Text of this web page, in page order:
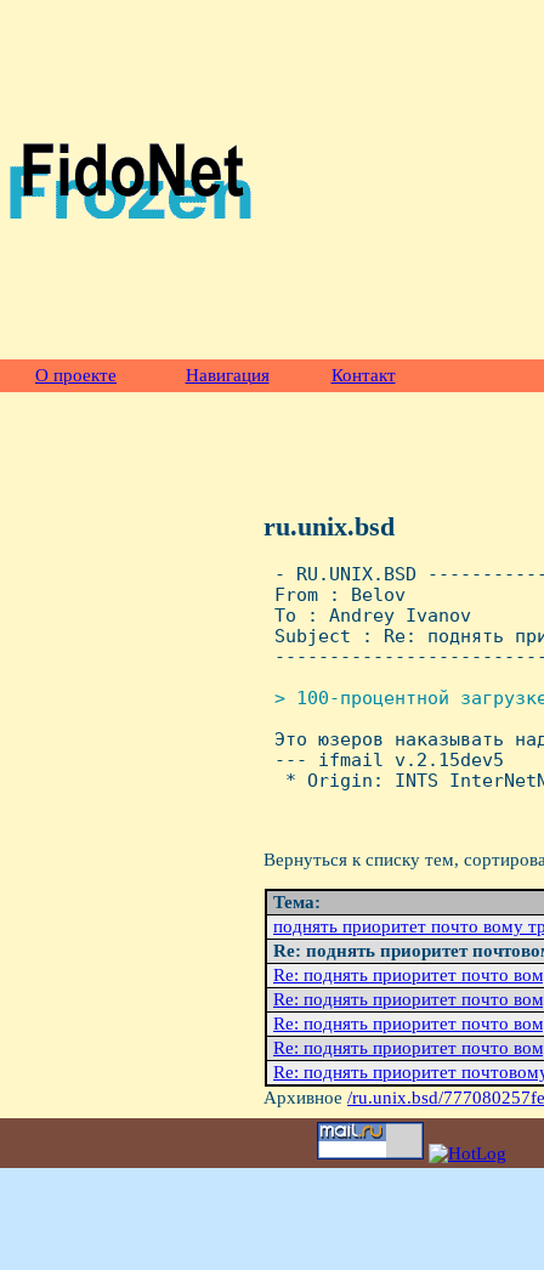
О проекте Навигация Контакт
ru.unix.bsd
- RU.UNIX.BSD
From : Belov
To : Andrey Ivanov
Subject : Re: поднять
> 100-процентной
Это юзеров наказывать
--- ifmail v.2.15dev5
* Origin: INTS
Вернуться к списку тем,
Тема:
поднять приоритет почто вому
Re: поднять приоритет
Re: поднять приоритет почто
Re: поднять приоритет почто
Re: поднять приоритет почто
Re: поднять приоритет почто
Re: поднять приоритет
Архивное /ru.unix.bsd/